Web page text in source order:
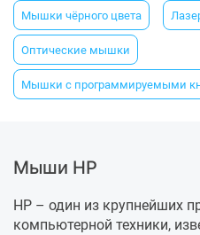
Мышки чёрного цвета
Оптические мышки
Мышки с программируемыми
Мыши HP
HP – один из крупнейших
компьютерной техники,